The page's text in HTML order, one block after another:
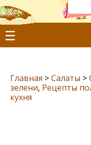
☰
Главная >Салаты >
зелени, Рецепты
кухня